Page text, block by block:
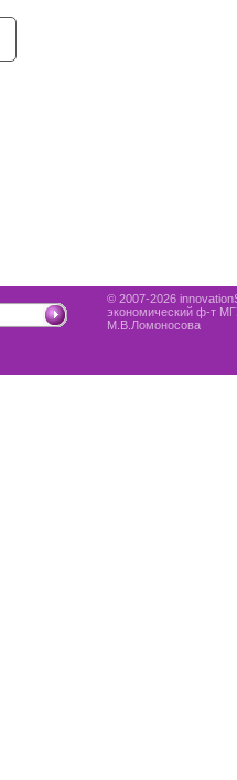
© 2007-2026
экономический ф-т
М.В.Ломоносова